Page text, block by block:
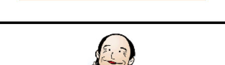
7月 8月 9月
11月